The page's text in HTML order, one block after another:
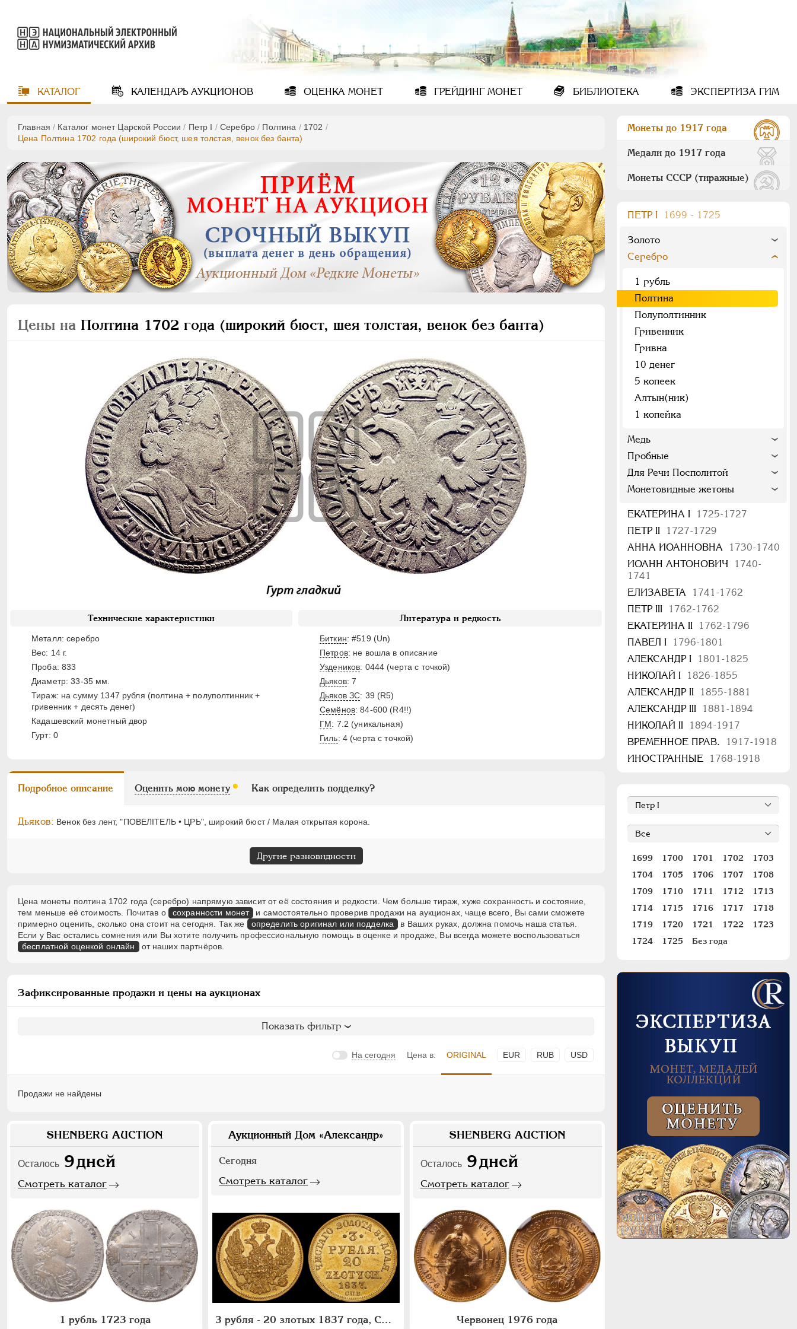
КАТАЛОГ КАЛЕНДАРЬАУКЦИОНОВ ОЦЕНКА МОНЕТ ГРЕЙДИНГМОНЕТ БИБЛИОТЕКА ЭКСПЕРТИЗА ГИМ
Главная / Каталог монет Царской России / Пeтр I /Серебро / Полтина / 1702 /
Цена Полтина 1702 года (широкий бюст, шея толстая, венок без банта)
Цены на Полтина 1702 года (широкий бюст, шея толстая, венок без банта)
Технические характеристики
Металл: серебро
Вес: 14 г.
Проба: 833
Диаметр: 33-35 мм.
Тираж: на сумму 1347 рубля (полтина + полуполтинник +
гривенник + десять денег)
Кадашевский монетный двор
Гурт: 0
Литература и редкость
Биткин: #519 (Un)
Петров: не вошла в описание
Уздеников: 0444 (черта с точкой)
Дьяков: 7
Дьяков ЗС: 39 (R5)
Семёнов: 84-600 (R4!!)
ГМ: 7.2 (уникальная)
Гиль: 4 (черта с точкой)
Подробное описание Оценить мою монету Как определить подделку?
Дьяков: Венок без лент, "ПОВЕЛITЕЛЬ • ЦРЬ", широкий бюст / Малая открытая корона.
Другие разновидности
Цена монеты полтина 1702 года (серебро) напрямую зависит от её состояния и редкости. Чем больше тираж, хуже сохранность и состояние,
тем меньше её стоимость. Почитав о
сохранности монет
и самостоятельно проверив продажи на аукционах, чаще всего, Вы сами сможете
примерно оценить, сколько она стоит на сегодня. Так же
определить оригинал или подделка
в Ваших руках, должна помочь наша статья.
Если у Вас остались сомнения или Вы хотите получить профессиональную помощь в оценке и продаже, Вы всегда можете воспользоваться
бесплатной оценкой онлайн от наших партнёров.
Зафиксированные продажи и цены на аукционах
Показать фильтр
На сегодня Цена в: ORIGINAL EUR RUB USD
Продажи не найдены
SHENBERG AUCTION
Осталось 9дней
Смотреть каталог
1 рубль 1723 года
Аукционный Дом «Александр»
Сегодня
Смотреть каталог
3 рубля - 20 злотых 1837 года, СПБ-ПД
SHENBERG AUCTION
Осталось 9дней
Смотреть каталог
Червонец 1976 года
Монеты до 1917 года
Медали до 1917 года
Монеты СССР (тиражные)
ПEТР I 1699 - 1725
Золото
Серебро
1 рубль
Полтина
Полуполтинник
Гривенник
Гривна
10 денег
5 копеек
Алтын(ник)
1 копейка
Медь
Пробные
Для Речи Посполитой
Монетовидные жетоны
ЕКАТЕРИНА I
1725-1727
ПЕТР II
1727-1729
АННА ИОАННОВНА
1730-1740
ИОАНН АНТОНОВИЧ
1740-
1741
ЕЛИЗАВЕТА
1741-1762
ПЕТР III
1762-1762
ЕКАТЕРИНА II
1762-1796
ПАВЕЛ I
1796-1801
АЛЕКСАНДР I
1801-1825
НИКОЛАЙ I
1826-1855
АЛЕКСАНДР II
1855-1881
АЛЕКСАНДР III
1881-1894
НИКОЛАЙ II
1894-1917
ВРЕМЕННОЕ ПРАВ.
1917-1918
ИНОСТРАННЫЕ
1768-1918
1699 1700 1701 1702
1703
1704
1705 1706 1707
1708
1709
1710 1711 1712
1713
1714
1715 1716 1717
1718
1719
1720 1721 1722
1723
1724
1725 Без года